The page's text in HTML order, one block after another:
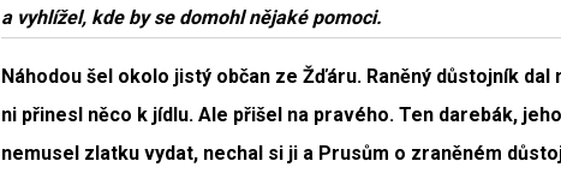
a vyhlížel, kde by se domohl nějaké pomoci.
Náhodou šel okolo jistý občan ze Žďáru. Raněný důstojník dal
ni přinesl něco k jídlu. Ale přišel na pravého. Ten darebák,
nemusel zlatku vydat, nechal si ji a Prusům o zraněném